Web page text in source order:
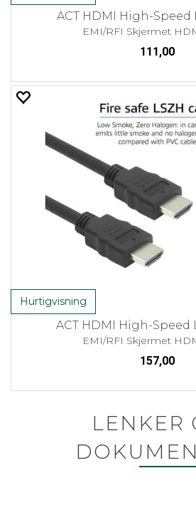
ACT HDMI High-Speed
EMI/RFI Skjermet
111,00
Hurtigvisning
ACT HDMI High-Speed
EMI/RFI Skjermet
157,00
LENKER